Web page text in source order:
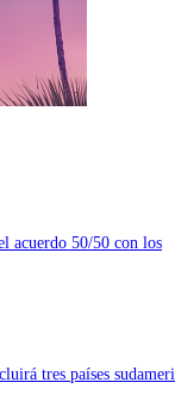
acuerdo 50/50 con los
tres países